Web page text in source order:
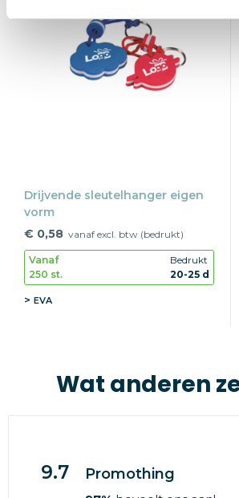
Drijvende sleutelhanger eigen
vorm
€ 0,58 vanaf excl. btw (bedrukt)
Vanaf
250 st.
Bedrukt
20-25 d
EVA
Wat anderen
9.7 Promothing